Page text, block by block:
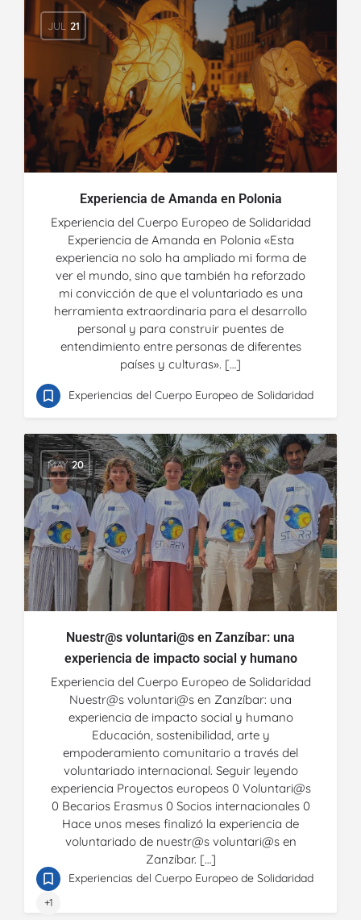
JUL 21
Experiencia de Amanda en Polonia
Experiencia del Cuerpo Europeo de Solidaridad
Experiencia de Amanda en Polonia «Esta
experiencia no solo ha ampliado mi forma de
ver el mundo, sino que también ha reforzado
mi convicción de que el voluntariado es una
herramienta extraordinaria para el desarrollo
personal y para construir puentes de
entendimiento entre personas de diferentes
países y culturas». […]
Experiencias del Cuerpo Europeo de Solidaridad
MAY 20
Nuestr@s voluntari@s en Zanzíbar: una
experiencia de impacto social y humano
Experiencia del Cuerpo Europeo de Solidaridad
Nuestr@s voluntari@s en Zanzíbar: una
experiencia de impacto social y humano
Educación, sostenibilidad, arte y
empoderamiento comunitario a través del
voluntariado internacional. Seguir leyendo
experiencia Proyectos europeos 0 Voluntari@s
0 Becarios Erasmus 0 Socios internacionales 0
Hace unos meses finalizó la experiencia de
voluntariado de nuestr@s voluntari@s en
Zanzíbar. […]
Experiencias del Cuerpo Europeo de Solidaridad
+1